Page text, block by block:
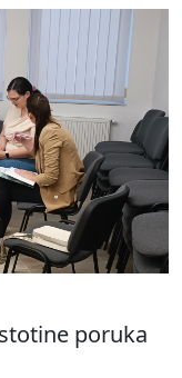
poruka